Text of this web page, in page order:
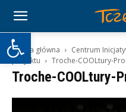
Otwórz pasek narzędzi
Strona główna
Centrum
projektu
Troche-COOLtury-
Troche-COOLtury-